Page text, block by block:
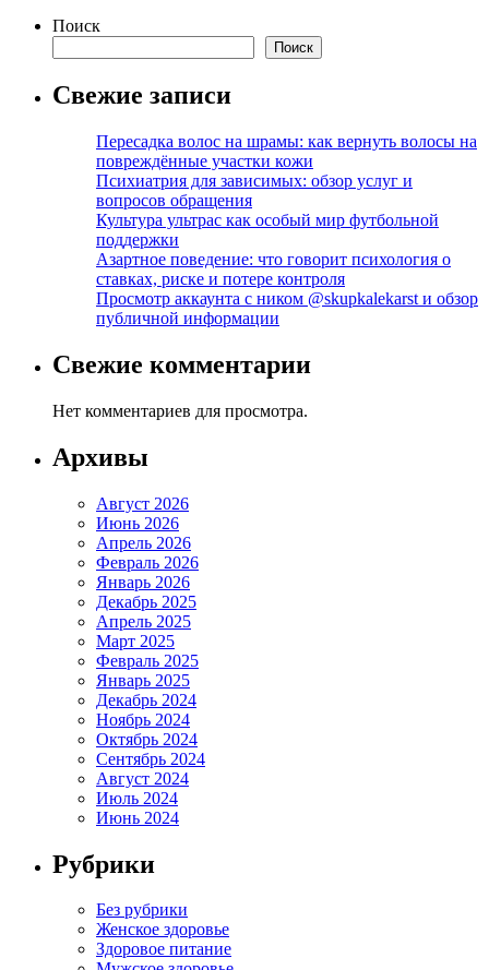
Поиск
Поиск
Свежие записи
Пересадка волос на шрамы: как вернуть волосы на
повреждённые участки кожи
Психиатрия для зависимых: обзор услуг и
вопросов обращения
Культура ультрас как особый мир футбольной
поддержки
Азартное поведение: что говорит психология о
ставках, риске и потере контроля
Просмотр аккаунта с ником @skupkalekarst и обзор
публичной информации
Свежие комментарии
Нет комментариев для просмотра.
Архивы
Август 2026
Июнь 2026
Апрель 2026
Февраль 2026
Январь 2026
Декабрь 2025
Апрель 2025
Март 2025
Февраль 2025
Январь 2025
Декабрь 2024
Ноябрь 2024
Октябрь 2024
Сентябрь 2024
Август 2024
Июль 2024
Июнь 2024
Рубрики
Без рубрики
Женское здоровье
Здоровое питание